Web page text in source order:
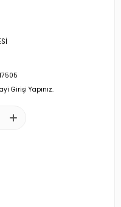
Girişi Yapınız.